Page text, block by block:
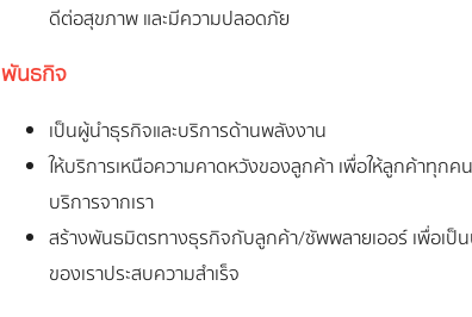
ดีต่อสุขภาพ และมีความปลอดภัย
พันธกิจ
เป็นผู้นำธุรกิจและบริการด้านพลังงาน
ให้บริการเหนือความคาดหวังของลูกค้า เพื่อให้ลูกค้าทุก
บริการจากเรา
สร้างพันธมิตรทางธุรกิจกับลูกค้า/ซัพพลายเออร์ เพื่อเป็
ของเราประสบความสำเร็จ